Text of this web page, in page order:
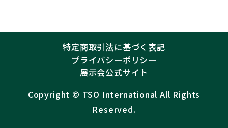
特定商取引法に基づく表記
プライバシーポリシー
展示会公式サイト
Copyright ©︎ TSO International All Rights
Reserved.